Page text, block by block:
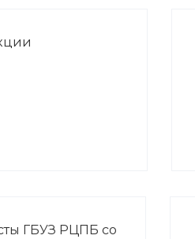
ГБУЗ РЦПБ со